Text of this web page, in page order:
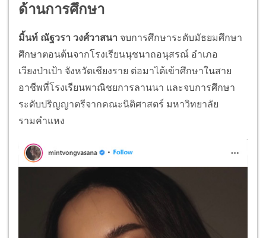
ด้านการศึกษา
มิ้นท์ ณัฐวรา วงศ์วาสนา จบการศึกษาระดับมัธยมศึกษา
ศึกษาตอนต้นจากโรงเรียนนุชนาถอนุสรณ์ อำเภอ
เวียงป่าเป้า จังหวัดเชียงราย ต่อมาได้เข้าศึกษาในสาย
อาชีพที่โรงเรียนพาณิชยการลานนา และจบการศึกษา
ระดับปริญญาตรีจากคณะนิติศาสตร์ มหาวิทยาลัย
รามคำแหง